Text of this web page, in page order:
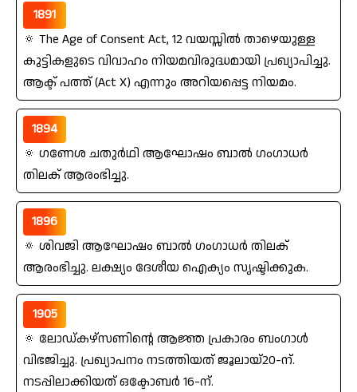
1891
🔅 The Age of Consent Act, 12 വയസ്സില്‍ താഴെയുള്ള
കുട്ടികളുടെ വിവാഹം നിയമവിരുദ്ധമായി പ്രഖ്യാപിച്ചു.
ആക്ട്‌ പത്ത്‌ (Act X) എന്നും അറിയപ്പെട്ട നിയമം.
1894
🔅 ഗണേശ ചതുര്‍ഥി ആഘോഷം ബാല്‍ ഗംഗാധര്‍
തിലക്‌ ആരംഭിച്ചു.
1896
🔅 ശിവജി ആഘോഷം ബാല്‍ ഗംഗാധര്‍ തിലക്‌
ആരംഭിച്ചു. ലക്ഷ്യം ദേശീയ ഐക്യം സൃഷ്ടിക്കുക.
1905
🔅 ലോഡ്‌കഴ്‌സണിന്റെ ആജ്ഞ പ്രകാരം ബംഗാൾ
വിഭജിച്ചു. പ്രഖ്യാപനം നടത്തിയത്‌ ജൂലായ്‌20-ന്‌.
നടപ്പിലാക്കിയത്‌ ഒക്ടോബര്‍ 16-ന്‌.